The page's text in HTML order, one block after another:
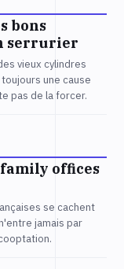
bons
serrurier
vieux cylindres
une cause
pas de la forcer.
offices
se cachent
jamais par